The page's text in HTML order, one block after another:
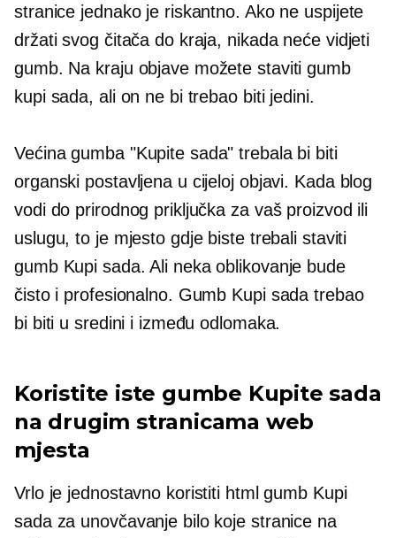
stranice jednako je riskantno. Ako ne uspijete
držati svog čitača do kraja, nikada neće vidjeti
gumb. Na kraju objave možete staviti gumb
kupi sada, ali on ne bi trebao biti jedini.
Većina gumba "Kupite sada" trebala bi biti
organski postavljena u cijeloj objavi. Kada blog
vodi do prirodnog priključka za vaš proizvod ili
uslugu, to je mjesto gdje biste trebali staviti
gumb Kupi sada. Ali neka oblikovanje bude
čisto i profesionalno. Gumb Kupi sada trebao
bi biti u sredini i između odlomaka.
Koristite iste gumbe Kupite sada
na drugim stranicama web
mjesta
Vrlo je jednostavno koristiti html gumb Kupi
sada za unovčavanje bilo koje stranice na